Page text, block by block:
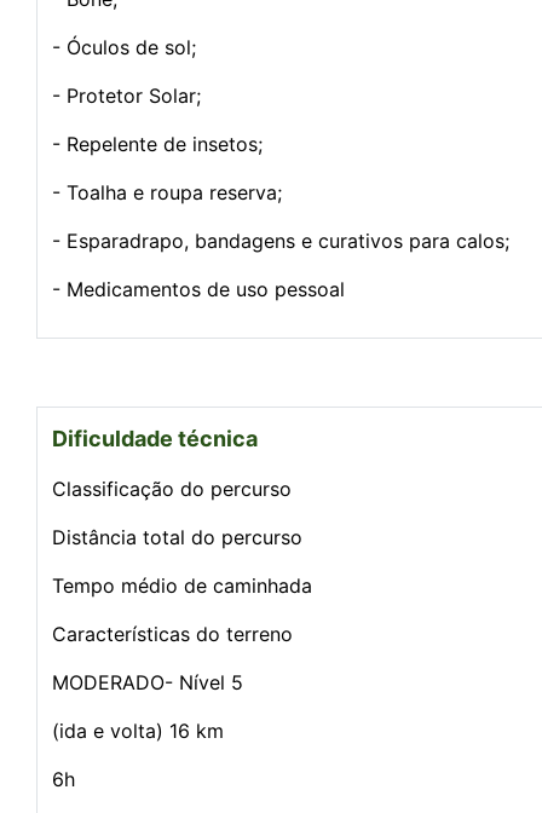
- Óculos de sol;
- Protetor Solar;
- Repelente de insetos;
- Toalha e roupa reserva;
- Esparadrapo, bandagens e curativos para calos;
- Medicamentos de uso pessoal
Dificuldade técnica
Classificação do percurso
Distância total do percurso
Tempo médio de caminhada
Características do terreno
MODERADO- Nível 5
(ida e volta) 16 km
6h